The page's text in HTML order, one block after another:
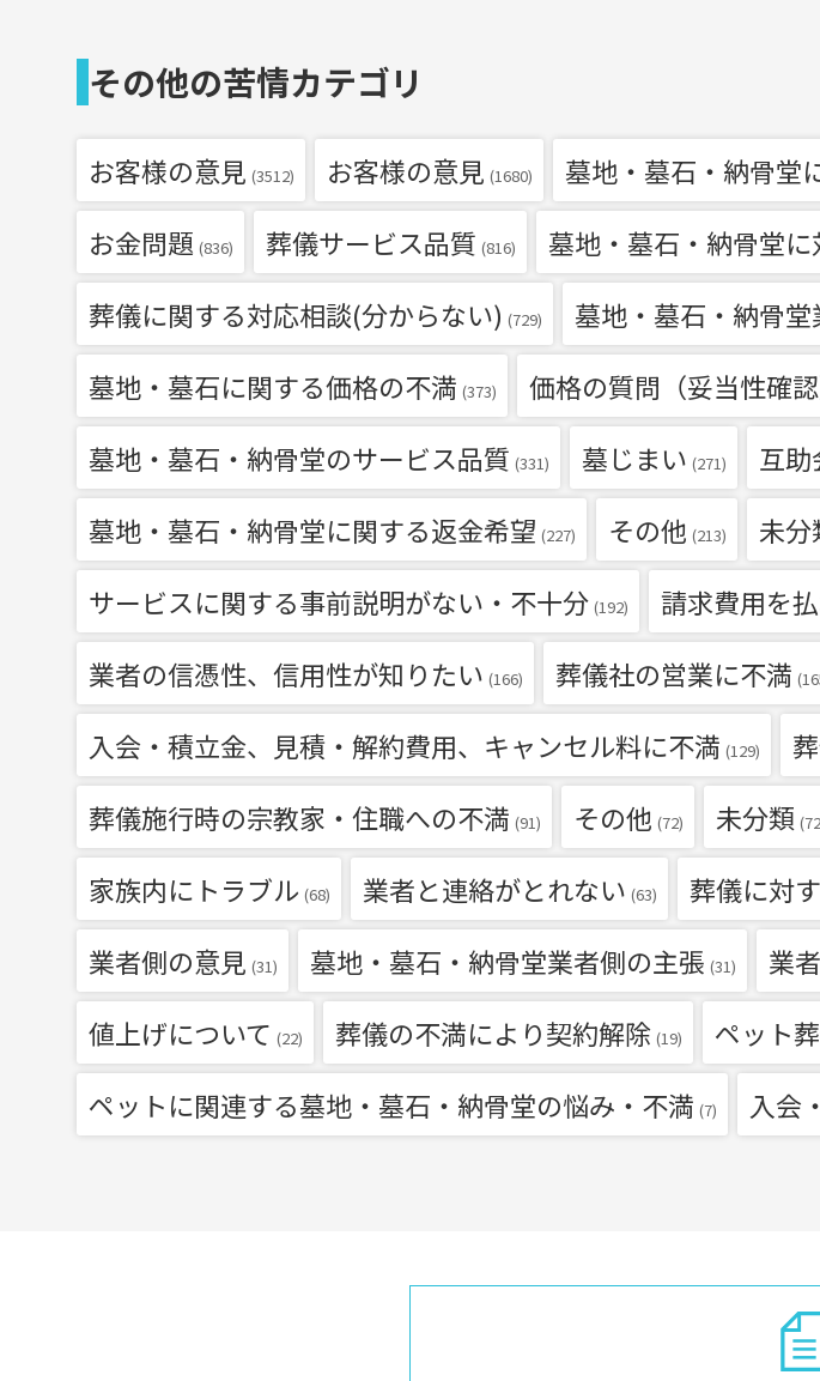
その他の苦情カテゴリ
お客様の意見 (3512) お客様の意見 (1680) 墓地・墓石・納骨堂
お金問題 (836) 葬儀サービス品質 (816) 墓地・墓石・納骨堂
葬儀に関する対応相談(分からない) (729) 墓地・墓石・納骨
墓地・墓石に関する価格の不満 (373) 価格の質問（妥当性確認
墓地・墓石・納骨堂のサービス品質 (331) 墓じまい (271) 互
墓地・墓石・納骨堂に関する返金希望 (227) その他 (213) 未分
サービスに関する事前説明がない・不十分 (192) 請求費用を
業者の信憑性、信用性が知りたい (166) 葬儀社の営業に不満
入会・積立金、見積・解約費用、キャンセル料に不満 (129)
葬儀施行時の宗教家・住職への不満 (91) その他 (72) 未分類
家族内にトラブル (68) 業者と連絡がとれない (63) 葬儀に対
業者側の意見 (31) 墓地・墓石・納骨堂業者側の主張 (31) 業
値上げについて (22) 葬儀の不満により契約解除 (19) ペット
ペットに関連する墓地・墓石・納骨堂の悩み・不満 (7) 入会